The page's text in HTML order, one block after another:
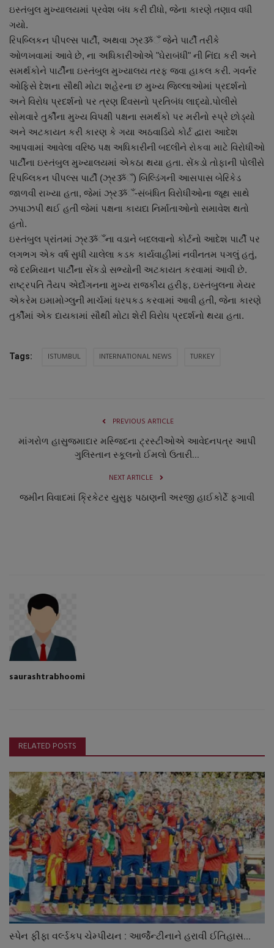
ગુજરાત
જુનાગઢ
Support US
બજારના સમાચાર
નાણાંકીય સમાચાર
સ્થાનિક સમાચાર
સ્પોર્ટ્સ
રાશિફળ
ગુનાખોરી
બોલિવૂડ
ઇસ્તંબુલ મુખ્યાલયમાં પ્રવેશ બંધ કરી દીધો, જેના કારણે તણાવ વધી
ગયો.
રિપબ્લિકન પીપલ્સ પાર્ટી, અથવા ઝ્રૐઁ જેને પાર્ટી તરીકે
ઓળખવામાં આવે છે, ના અધિકારીઓએ "ઘેરાબંધી" ની નિંદા કરી અને
સમર્થકોને પાર્ટીના ઇસ્તંબુલ મુખ્યાલય તરફ જવા હાકલ કરી. ગવર્નર
ઓફિસે દેશના સૌથી મોટા શહેરના છ મુખ્ય જિલ્લાઓમાં પ્રદર્શનો
અને વિરોધ પ્રદર્શનો પર ત્રણ દિવસનો પ્રતિબંધ લાદ્યો.પોલીસે
સોમવારે તુર્કીના મુખ્ય વિપક્ષી પક્ષના સમર્થકો પર મરીનો સ્પ્રે છોડ્યો
અને અટકાયત કરી કારણ કે ગયા અઠવાડિયે કોર્ટ દ્વારા આદેશ
આપવામાં આવેલા વરિષ્ઠ પક્ષ અધિકારીની બદલીને રોકવા માટે વિરોધીઓ
પાર્ટીના ઇસ્તંબુલ મુખ્યાલયમાં એકઠા થયા હતા. સેંકડો તોફાની પોલીસે
રિપબ્લિકન પીપલ્સ પાર્ટી (ઝ્રૐઁ) બિલ્ડિંગની આસપાસ બેરિકેડ
જાળવી રાખ્યા હતા, જેમાં ઝ્રૐઁ-સંબંધિત વિરોધીઓના જૂથ સાથે
ઝપાઝપી થઈ હતી જેમાં પક્ષના કાયદા નિર્માતાઓનો સમાવેશ થતો
હતો.
ઇસ્તંબુલ પ્રાંતમાં ઝ્રૐઁના વડાને બદલવાનો કોર્ટનો આદેશ પાર્ટી પર
લગભગ એક વર્ષ સુધી ચાલેલા કડક કાર્યવાહીમાં નવીનતમ પગલું હતું,
જે દરમિયાન પાર્ટીના સેંકડો સભ્યોની અટકાયત કરવામાં આવી છે.
રાષ્ટ્રપતિ તૈયપ એર્દોગનના મુખ્ય રાજકીય હરીફ, ઇસ્તંબુલના મેયર
એકરેમ ઇમામોગ્લુની માર્ચમાં ધરપકડ કરવામાં આવી હતી, જેના કારણે
તુર્કીમાં એક દાયકામાં સૌથી મોટા શેરી વિરોધ પ્રદર્શનો થયા હતા.
Tags: ISTUMBUL INTERNATIONAL NEWS TURKEY
PREVIOUS ARTICLE
માંગરોળ હાસુજમાદાર મસ્જિદના ટ્રસ્ટીઓએ આવેદનપત્ર આપી
ગુલિસ્તાન સ્કૂલનો ઈમલો ઉતારી...
NEXT ARTICLE
જમીન વિવાદમાં ક્રિકેટર યુસુફ પઠાણની અરજી હાઈકોર્ટે ફગાવી
saurashtrabhoomi
RELATED POSTS
સ્પેન ફીફા વર્લ્ડકપ ચેમ્પીયન : આર્જેન્ટીનાને હરાવી ઈતિહાસ...